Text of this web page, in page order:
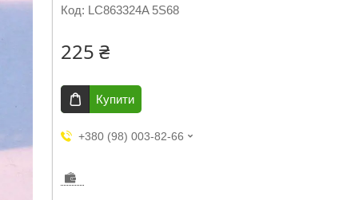
Код: LC863324A 5S68
225 ₴
Купити
+380 (98) 003-82-66